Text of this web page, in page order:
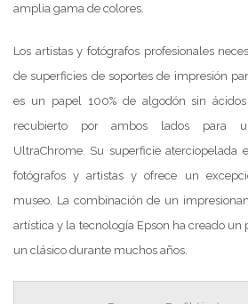
amplia gama de colores.
Los artistas y fotógrafos profesionales
de superficies de soportes de impresión
es un papel 100% de algodón sin
recubierto por ambos lados para
UltraChrome. Su superficie aterciopelada
fotógrafos y artistas y ofrece un
museo. La combinación de un
artística y la tecnología Epson ha creado un
un clásico durante muchos años.